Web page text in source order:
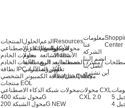
المنتجات
محولات خوادم الذكاء الاصطناعي
محولات الخادم
ملحقات الخادم
بطاقة IPC والرؤية الآلية
محطة العمل/بطاقة الكمبيوتر الشخصي
منتجات EOL
محولات شبكة الذكاء الاصطناعي
محول شبكة 400G
محول الشبكة 200G NEW
محولات CXL
CXL 2.0
4
الحلول
توسيع التخزين
خادم
الرؤية الآلية
الأمن السيبراني
الدعم
مركز الدعم
الأسئلة الشائعة
خدمة ما بعد البيع
Resources
الأخبار
Video
/ مسرد المصطلحات
تعلّم
Feature Query
معلومات
عنا
الشركة
انضم إلينا
اتصل بنا
أين تشتري
Center